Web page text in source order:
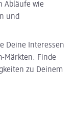
Abläufe wie
und
Deine Interessen
Märkten. Finde
zu Deinem